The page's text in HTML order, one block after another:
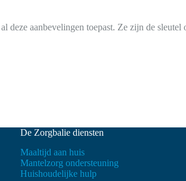
aanbevelingen toepast. Ze zijn de
De Zorgbalie diensten
Maaltijd aan huis
Mantelzorg ondersteuning
Huishoudelijke hulp